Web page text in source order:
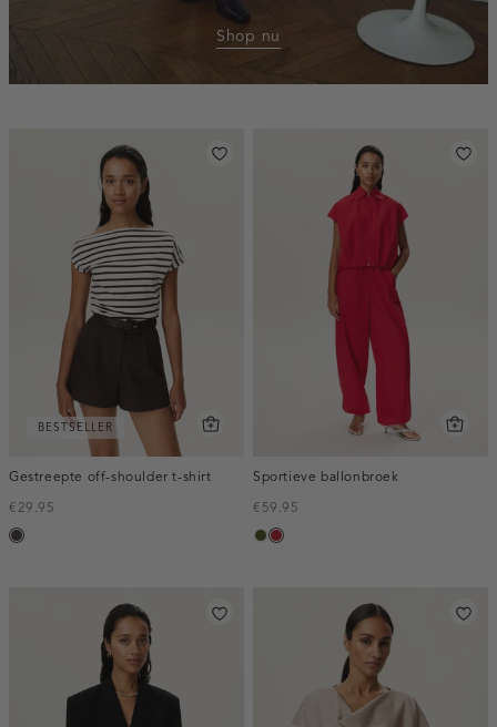
Shop nu
BESTSELLER
Gestreepte off-shoulder t-shirt
€29.95
choco
Sportieve ballonbroek
€59.95
groen,
donkerrood